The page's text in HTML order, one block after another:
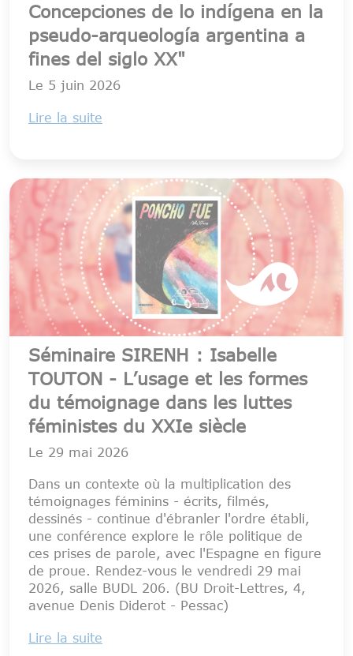
Concepciones de lo indígena en la
pseudo-arqueología argentina a
fines del siglo XX"
Le 5 juin 2026
Lire la suite
Séminaire SIRENH : Isabelle
TOUTON - L’usage et les formes
du témoignage dans les luttes
féministes du XXIe siècle
Le 29 mai 2026
Dans un contexte où la multiplication des
témoignages féminins - écrits, filmés,
dessinés - continue d'ébranler l'ordre établi,
une conférence explore le rôle politique de
ces prises de parole, avec l'Espagne en figure
de proue. Rendez-vous le vendredi 29 mai
2026, salle BUDL 206. (BU Droit-Lettres, 4,
avenue Denis Diderot - Pessac)
Lire la suite